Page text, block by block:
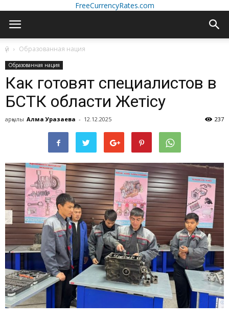
FreeCurrencyRates.com
үй Образованная нация
Образованная нация
Как готовят специалистов в
БСТК области Жетiсу
арқылы Алма Уразаева - 12.12.2025 237